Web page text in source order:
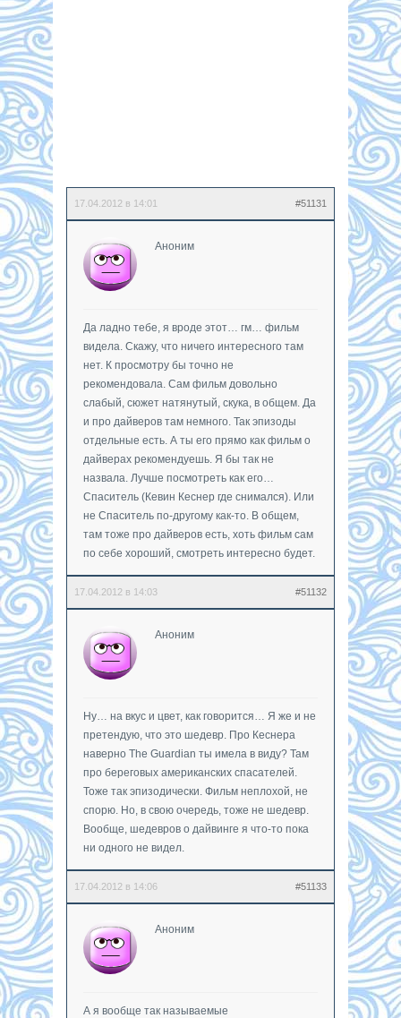
17.04.2012 в 14:01 #51131
Аноним
Да ладно тебе, я вроде этот… гм… фильм
видела. Скажу, что ничего интересного там
нет. К просмотру бы точно не
рекомендовала. Сам фильм довольно
слабый, сюжет натянутый, скука, в общем. Да
и про дайверов там немного. Так эпизоды
отдельные есть. А ты его прямо как фильм о
дайверах рекомендуешь. Я бы так не
назвала. Лучше посмотреть как его…
Спаситель (Кевин Кеснер где снимался). Или
не Спаситель по-другому как-то. В общем,
там тоже про дайверов есть, хоть фильм сам
по себе хороший, смотреть интересно будет.
17.04.2012 в 14:03 #51132
Аноним
Ну… на вкус и цвет, как говорится… Я же и не
претендую, что это шедевр. Про Кеснера
наверно The Guardian ты имела в виду? Там
про береговых американских спасателей.
Тоже так эпизодически. Фильм неплохой, не
спорю. Но, в свою очередь, тоже не шедевр.
Вообще, шедевров о дайвинге я что-то пока
ни одного не видел.
17.04.2012 в 14:06 #51133
Аноним
А я вообще так называемые